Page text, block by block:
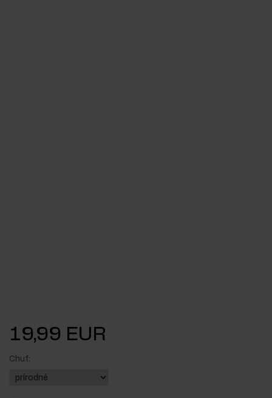
19,99 EUR
Chuť: